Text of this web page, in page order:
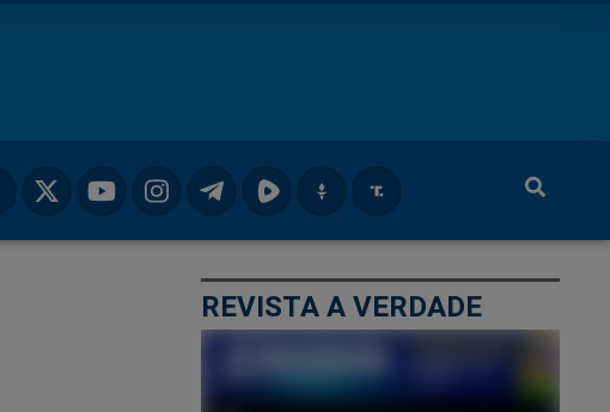
REVISTA A VERDADE